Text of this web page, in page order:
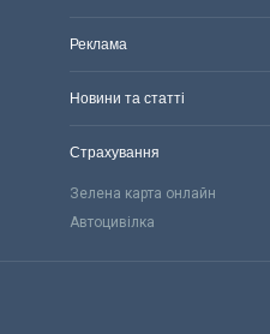
Реклама
Новини та статті
Страхування
Зелена карта онлайн
Автоцивілка